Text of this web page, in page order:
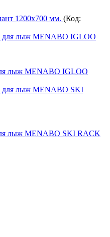
1200х700 мм. (Код:
лыж MENABO IGLOO
лыж MENABO SKI RACK